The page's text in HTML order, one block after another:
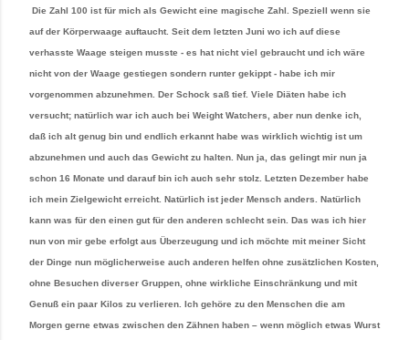
Die Zahl 100 ist für mich als Gewicht eine magische Zahl. Speziell wenn sie
auf der Körperwaage auftaucht. Seit dem letzten Juni wo ich auf diese
verhasste Waage steigen musste - es hat nicht viel gebraucht und ich wäre
nicht von der Waage gestiegen sondern runter gekippt - habe ich mir
vorgenommen abzunehmen. Der Schock saß tief. Viele Diäten habe ich
versucht; natürlich war ich auch bei Weight Watchers, aber nun denke ich,
daß ich alt genug bin und endlich erkannt habe was wirklich wichtig ist um
abzunehmen und auch das Gewicht zu halten. Nun ja, das gelingt mir nun ja
schon 16 Monate und darauf bin ich auch sehr stolz. Letzten Dezember habe
ich mein Zielgewicht erreicht. Natürlich ist jeder Mensch anders. Natürlich
kann was für den einen gut für den anderen schlecht sein. Das was ich hier
nun von mir gebe erfolgt aus Überzeugung und ich möchte mit meiner Sicht
der Dinge nun möglicherweise auch anderen helfen ohne zusätzlichen Kosten,
ohne Besuchen diverser Gruppen, ohne wirkliche Einschränkung und mit
Genuß ein paar Kilos zu verlieren. Ich gehöre zu den Menschen die am
Morgen gerne etwas zwischen den Zähnen haben – wenn möglich etwas Wurst